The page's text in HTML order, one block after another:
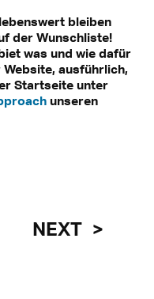
bleiben
der Wunschliste!
was und wie dafür
ausführlich,
Startseite unter
unseren
NEXT